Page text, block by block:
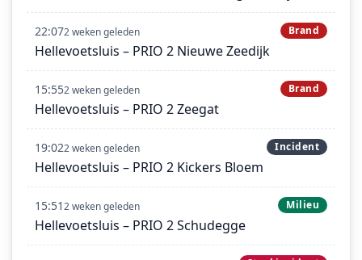
22:072 weken geleden Brand
Hellevoetsluis – PRIO 2 Nieuwe Zeedijk
15:552 weken geleden Brand
Hellevoetsluis – PRIO 2 Zeegat
19:022 weken geleden Incident
Hellevoetsluis – PRIO 2 Kickers Bloem
15:512 weken geleden Milieu
Hellevoetsluis – PRIO 2 Schudegge